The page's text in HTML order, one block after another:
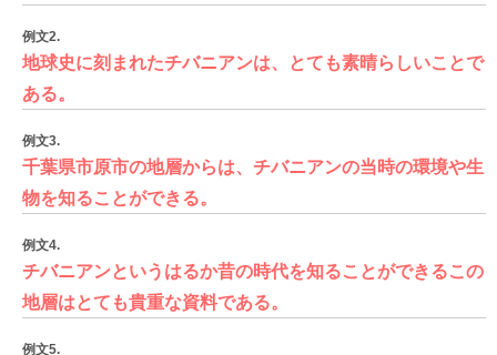
例文2.
地球史に刻まれたチバニアンは、とても素晴らしいことで
ある。
例文3.
千葉県市原市の地層からは、チバニアンの当時の環境や生
物を知ることができる。
例文4.
チバニアンというはるか昔の時代を知ることができるこの
地層はとても貴重な資料である。
例文5.